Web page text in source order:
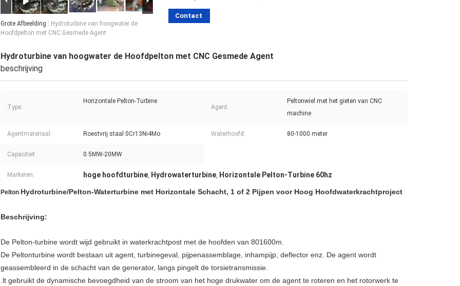
Grote Afbeelding : Hydroturbine van hoogwater de
Hoofdpelton met CNC Gesmede Agent
Contact
Hydroturbine van hoogwater de Hoofdpelton met CNC Gesmede Agent
beschrijving
Type:
Horizontale Pelton-Turbine
Agent:
Peltonwiel met het gieten van CNC
machine
Agentmateriaal: Roestvrij staal 0Cr13Ni4Mo Waterhoofd: 80-1000 meter
Capaciteit: 0.5MW-20MW
Markeren: hoge hoofdturbine, Hydrowaterturbine, Horizontale Pelton-Turbine 60hz
Pelton Hydroturbine/Pelton-Waterturbine met Horizontale Schacht, 1 of 2 Pijpen voor Hoog Hoofdwaterkrachtproject
Beschrijving:
De Pelton-turbine wordt wijd gebruikt in waterkrachtpost met de hoofden van 801600m.
De Peltonturbine wordt bestaan uit agent, turbinegeval, pijpenassemblage, inhampijp, deflector enz. De agent wordt
geassembleerd in de schacht van de generator, langs pingelt de torsietransmissie.
.lt gebruikt de dynamische bevoegdheid van de stroom van het hoge drukwater om de agent te roteren en het rotorwerk te